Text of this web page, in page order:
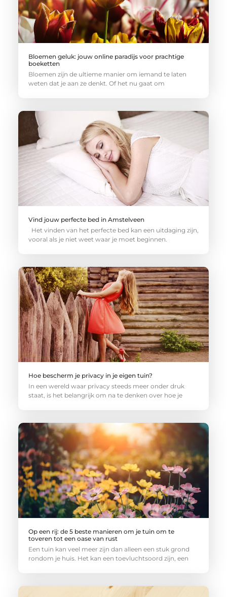
Bloemen geluk: jouw online paradijs voor prachtige
boeketten
Bloemen zijn de ultieme manier om iemand te laten
weten dat je aan ze denkt. Of het nu gaat om
Vind jouw perfecte bed in Amstelveen
Het vinden van het perfecte bed kan een uitdaging zijn,
vooral als je niet weet waar je moet beginnen.
Hoe bescherm je privacy in je eigen tuin?
In een wereld waar privacy steeds meer onder druk
staat, is het belangrijk om na te denken over hoe je
Op een rij: de 5 beste manieren om je tuin om te
toveren tot een oase van rust
Een tuin kan veel meer zijn dan alleen een stuk grond
rondom je huis. Het kan een toevluchtsoord zijn, een